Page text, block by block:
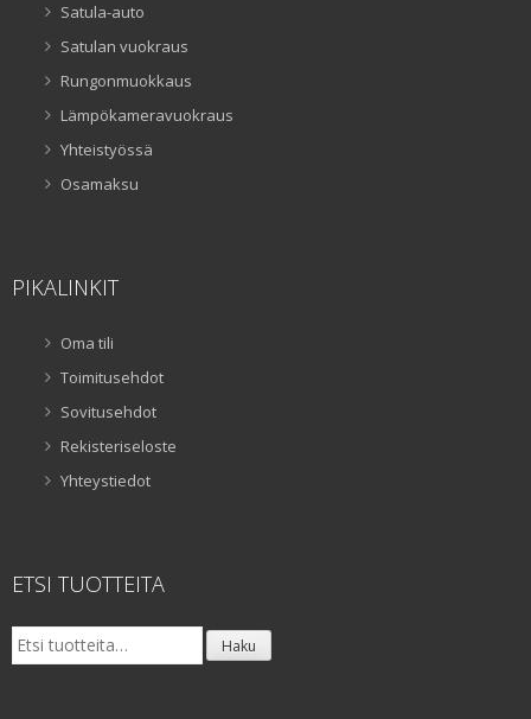
Satula-auto
Satulan vuokraus
Rungonmuokkaus
Lämpökameravuokraus
Yhteistyössä
Osamaksu
PIKALINKIT
Oma tili
Toimitusehdot
Sovitusehdot
Rekisteriseloste
Yhteystiedot
ETSI TUOTTEITA
Etsi: Haku